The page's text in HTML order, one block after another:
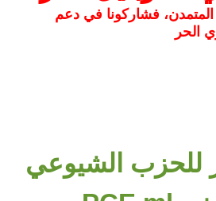
المتمدن، فشاركونا في دعم
الحر
للحزب الشيوعي